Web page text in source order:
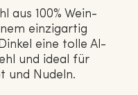
aus 100% Wein­
ein­zig­ar­tig
eine tolle Al­
und ideal für
und Nudeln.